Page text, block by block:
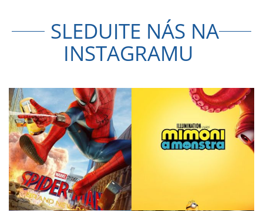
SLEDUJTE NÁS NA
INSTAGRAMU